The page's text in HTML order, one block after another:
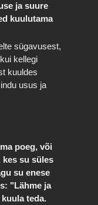
ja suure
kuulutama
sügavusest,
kellegi
kuuldes
usus ja
poeg, või
kes su süles
su enese
"Lähme ja
teda.